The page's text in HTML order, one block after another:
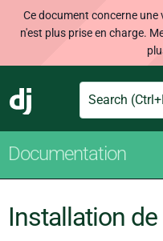
Ce document concerne une
n'est plus prise en charge.
Django
Search
Documentation
Installation de